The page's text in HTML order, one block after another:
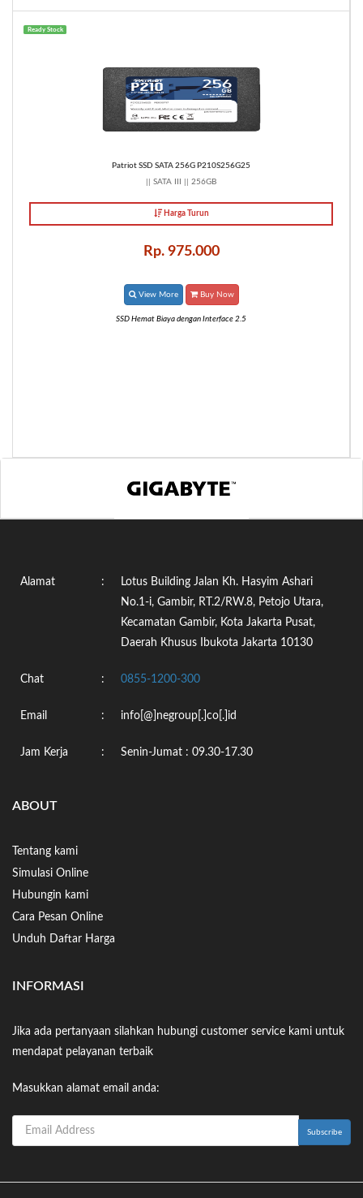
Ready Stock
Patriot SSD SATA 256G P210S256G25
|| SATA III || 256GB
Harga Turun
Rp. 975.000
View More Buy Now
SSD Hemat Biaya dengan Interface 2.5
Alamat :
Lotus Building Jalan Kh. Hasyim Ashari
No.1-i, Gambir, RT.2/RW.8, Petojo Utara,
Kecamatan Gambir, Kota Jakarta Pusat,
Daerah Khusus Ibukota Jakarta 10130
Chat : 0855-1200-300
Email : info[@]negroup[.]co[.]id
Jam Kerja : Senin-Jumat : 09.30-17.30
ABOUT
Tentang kami
Simulasi Online
Hubungin kami
Cara Pesan Online
Unduh Daftar Harga
INFORMASI
Jika ada pertanyaan silahkan hubungi customer service kami untuk
mendapat pelayanan terbaik
Masukkan alamat email anda: